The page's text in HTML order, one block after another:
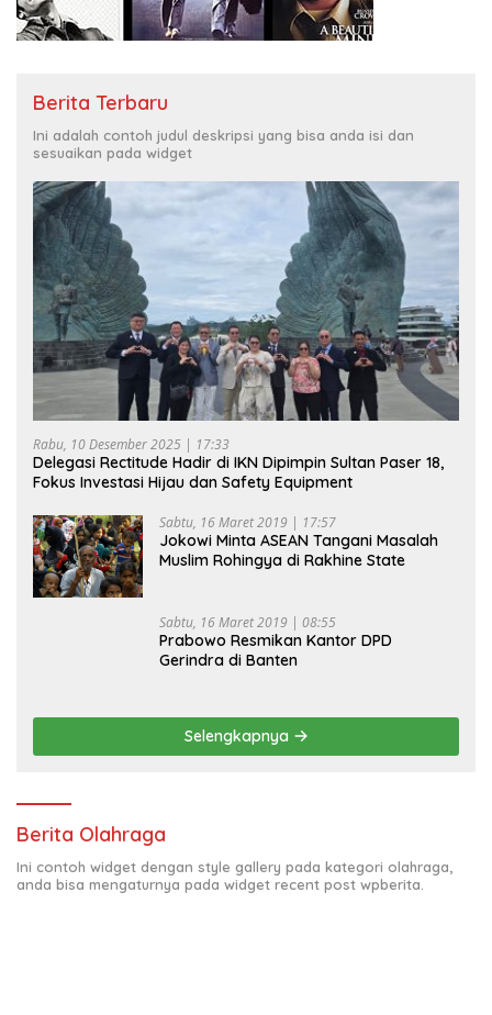
Berita Terbaru
Ini adalah contoh judul deskripsi yang bisa anda isi dan
sesuaikan pada widget
Rabu, 10 Desember 2025 | 17:33
Delegasi Rectitude Hadir di IKN Dipimpin Sultan Paser 18,
Fokus Investasi Hijau dan Safety Equipment
Sabtu, 16 Maret 2019 | 17:57
Jokowi Minta ASEAN Tangani Masalah
Muslim Rohingya di Rakhine State
Sabtu, 16 Maret 2019 | 08:55
Prabowo Resmikan Kantor DPD
Gerindra di Banten
Selengkapnya
Berita Olahraga
Ini contoh widget dengan style gallery pada kategori olahraga,
anda bisa mengaturnya pada widget recent post wpberita.